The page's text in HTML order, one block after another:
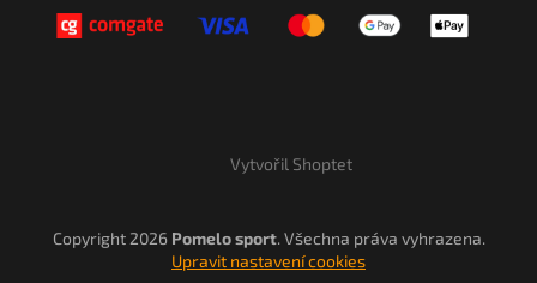
Vytvořil Shoptet
Copyright 2026 Pomelo sport. Všechna práva vyhrazena.
Upravit nastavení cookies